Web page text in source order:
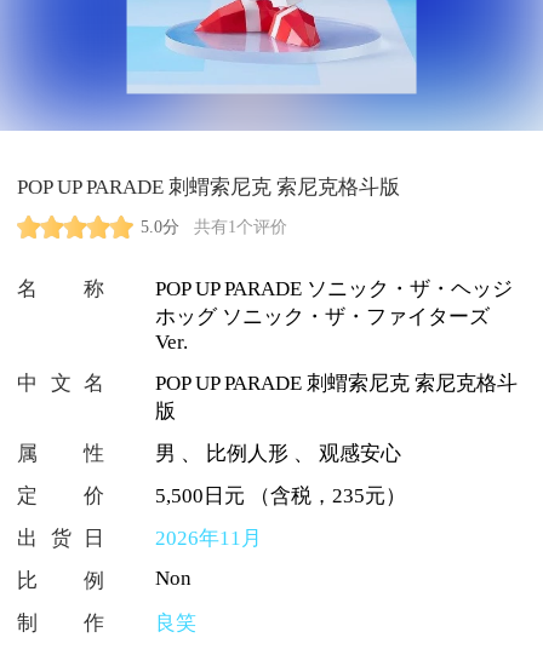
POP UP PARADE 刺蝟索尼克 索尼克格斗版
5.0分 共有1个评价
名称
POP UP PARADE ソニック・ザ・ヘッジ
ホッグ ソニック・ザ・ファイターズ
Ver.
中文名
POP UP PARADE 刺蝟索尼克 索尼克格斗
版
属性
男 、 比例人形、 观感安心
定价
5,500日元 （含税，235元）
出货日
2026年11月
比例
Non
制作
良笑